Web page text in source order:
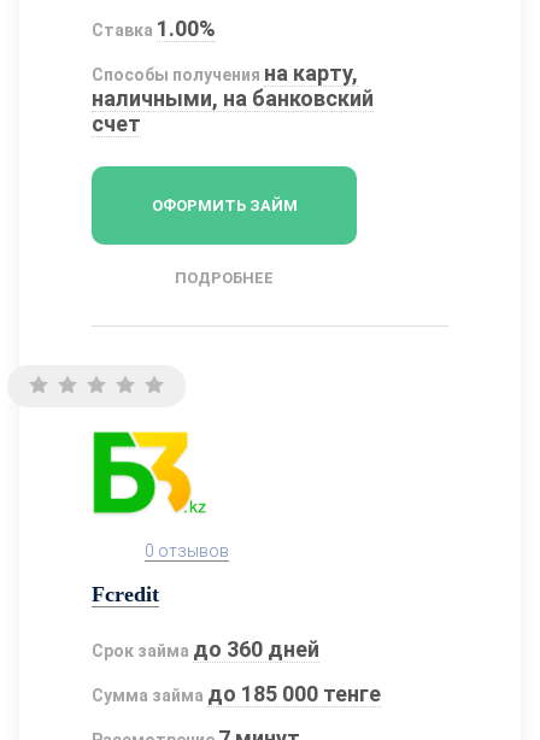
Ставка 1.00%
Способы получения на карту,
наличными, на банковский
счет
ОФОРМИТЬ ЗАЙМ
ПОДРОБНЕЕ
0 отзывов
Fcredit
Срок займа до 360 дней
Сумма займа до 185 000 тенге